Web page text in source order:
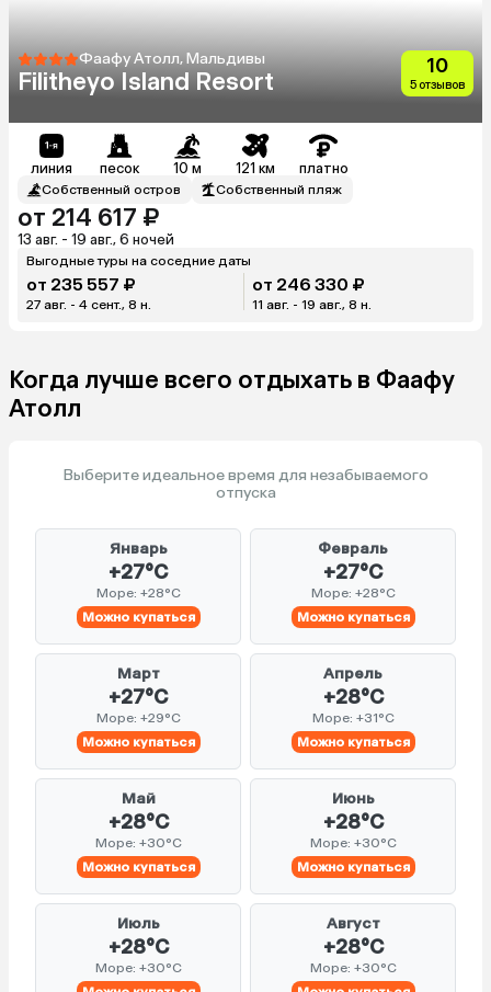
Фаафу Атолл, Мальдивы
Filitheyo Island Resort
10
5 отзывов
линия песок 10 м 121 км платно
Собственный остров Собственный пляж
от 214 617 ₽
13 авг. - 19 авг., 6 ночей
Выгодные туры на соседние даты
от 235 557 ₽
27 авг. - 4 сент., 8 н.
от 246 330 ₽
11 авг. - 19 авг., 8 н.
Когда лучше всего отдыхать в Фаафу
Атолл
Выберите идеальное время для незабываемого
отпуска
Январь
+27°C
Море: +28°C
Можно купаться
Февраль
+27°C
Море: +28°C
Можно купаться
Март
+27°C
Море: +29°C
Можно купаться
Апрель
+28°C
Море: +31°C
Можно купаться
Май
+28°C
Море: +30°C
Можно купаться
Июнь
+28°C
Море: +30°C
Можно купаться
Июль
+28°C
Море: +30°C
Август
+28°C
Море: +30°C